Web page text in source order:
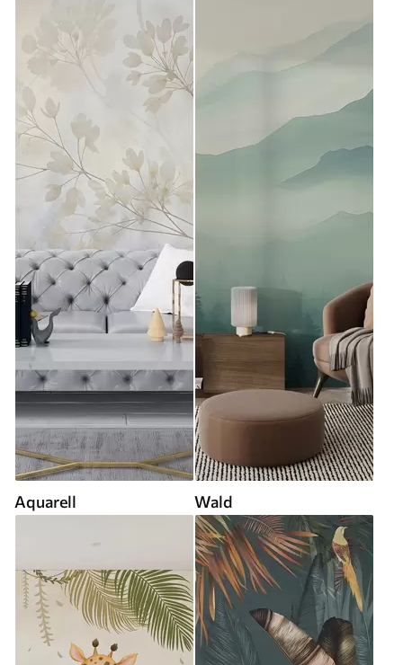
Aquarell Wald